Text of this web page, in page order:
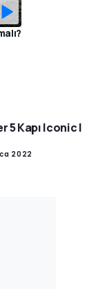
5 Kapı Iconic |
2022